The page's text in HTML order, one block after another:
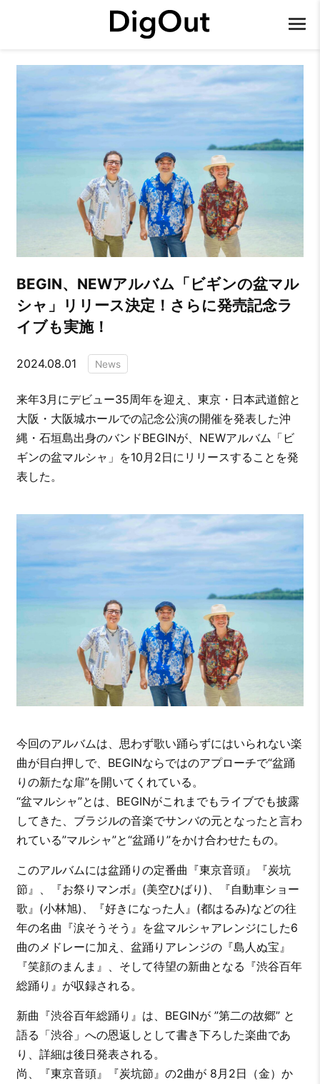
BEGIN、NEWアルバム「ビギンの盆マル
シャ」リリース決定！さらに発売記念ラ
イブも実施！
2024.08.01 News
来年3月にデビュー35周年を迎え、東京・日本武道館と
大阪・大阪城ホールでの記念公演の開催を発表した沖
縄・石垣島出身のバンドBEGINが、NEWアルバム「ビ
ギンの盆マルシャ」を10月2日にリリースすることを発
表した。
今回のアルバムは、思わず歌い踊らずにはいられない楽
曲が目白押しで、BEGINならではのアプローチで“盆踊
りの新たな扉”を開いてくれている。
“盆マルシャ”とは、BEGINがこれまでもライブでも披露
してきた、ブラジルの音楽でサンバの元となったと言わ
れている”マルシャ”と“盆踊り”をかけ合わせたもの。
このアルバムには盆踊りの定番曲『東京音頭』『炭坑
節』、『お祭りマンボ』(美空ひばり)、『自動車ショー
歌』(小林旭)、『好きになった人』(都はるみ)などの往
年の名曲『涙そうそう』を盆マルシャアレンジにした6
曲のメドレーに加え、盆踊りアレンジの『島人ぬ宝』
『笑顔のまんま』、そして待望の新曲となる『渋谷百年
総踊り』が収録される。
新曲『渋谷百年総踊り』は、BEGINが ”第二の故郷” と
語る「渋谷」への恩返しとして書き下ろした楽曲であ
り、詳細は後日発表される。
尚、『東京音頭』『炭坑節』の2曲が 8月2日（金）か